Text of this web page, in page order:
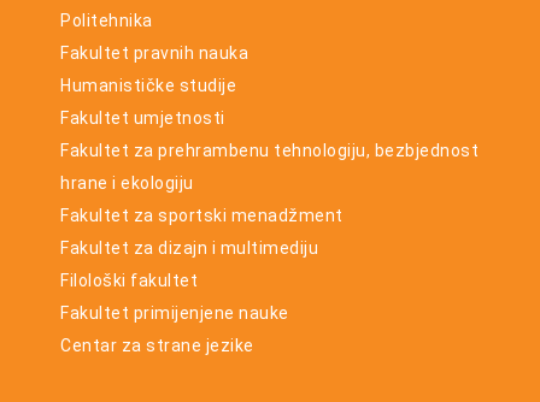
Politehnika
Fakultet pravnih nauka
Humanističke studije
Fakultet umjetnosti
Fakultet za prehrambenu tehnologiju, bezbjednost
hrane i ekologiju
Fakultet za sportski menadžment
Fakultet za dizajn i multimediju
Filološki fakultet
Fakultet primijenjene nauke
Centar za strane jezike